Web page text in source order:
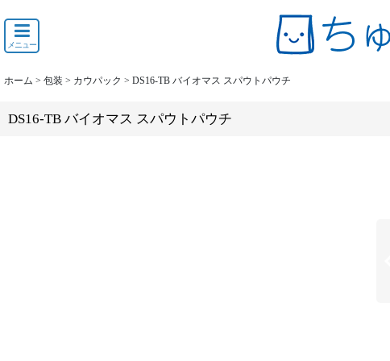
メニュー
ホーム > 包装 > カウパック > DS16-TB バイオマス スパウトパウチ
DS16-TB バイオマス スパウトパウチ